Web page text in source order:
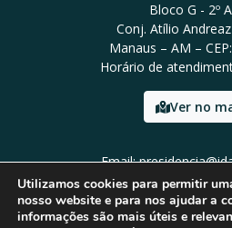
Bloco G - 2º
Conj. Atílio
Manaus – AM –
Horário de
Ver no
Email:
Tel: (92)
Utilizamos cookies para permitir
nosso website e para nos ajudar a
informações são mais úteis e